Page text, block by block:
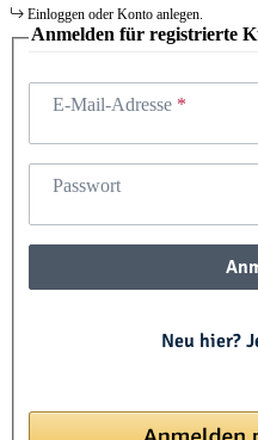
Einloggen oder Konto anlegen.
Anmelden für registrierte
E-Mail-Adresse
Passwort
Neu hier?